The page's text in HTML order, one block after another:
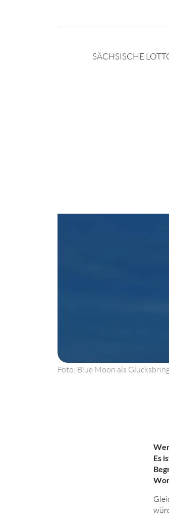
SÄCHSISCHE
Foto: Blue Moon als
Es